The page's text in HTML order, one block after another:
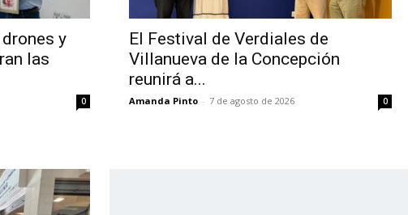
y
las
0
El Festival de Verdiales de
Villanueva de la Concepción
reunirá a...
Amanda Pinto - 7 de agosto de 2026 0